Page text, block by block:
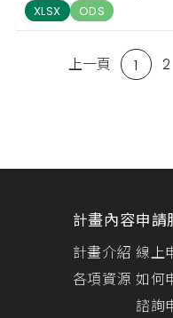
XLSX ODS
上一頁 1 2
計畫內容
計畫介紹
各項資源
申請
線上
如何
諮詢